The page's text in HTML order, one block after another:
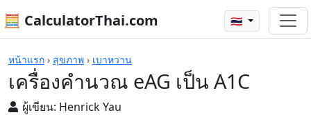
🧮 CalculatorThai.com 🇹🇭
หน้าแรก › สุขภาพ › เบาหวาน
เครื่องคำนวณ eAG เป็น A1C
ผู้เขียน: Henrick Yau
เครื่องคิดเลข